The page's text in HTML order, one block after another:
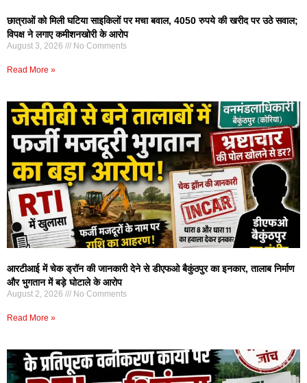
छात्राओं को मिली घटिया साइकिलों पर मचा बवाल, 4050 रुपये की खरीद पर उठे सवाल;
विपक्ष ने लगाए कमीशनखोरी के आरोप
August 3, 2026 No Comments
Read More »
आरटीआई में चेक ड्रॉन की जानकारी देने से डीएफओ बैकुंठपुर का इनकार, तालाब निर्माण
और भुगतान में बड़े घोटाले के आरोप
August 2, 2026 No Comments
Read More »